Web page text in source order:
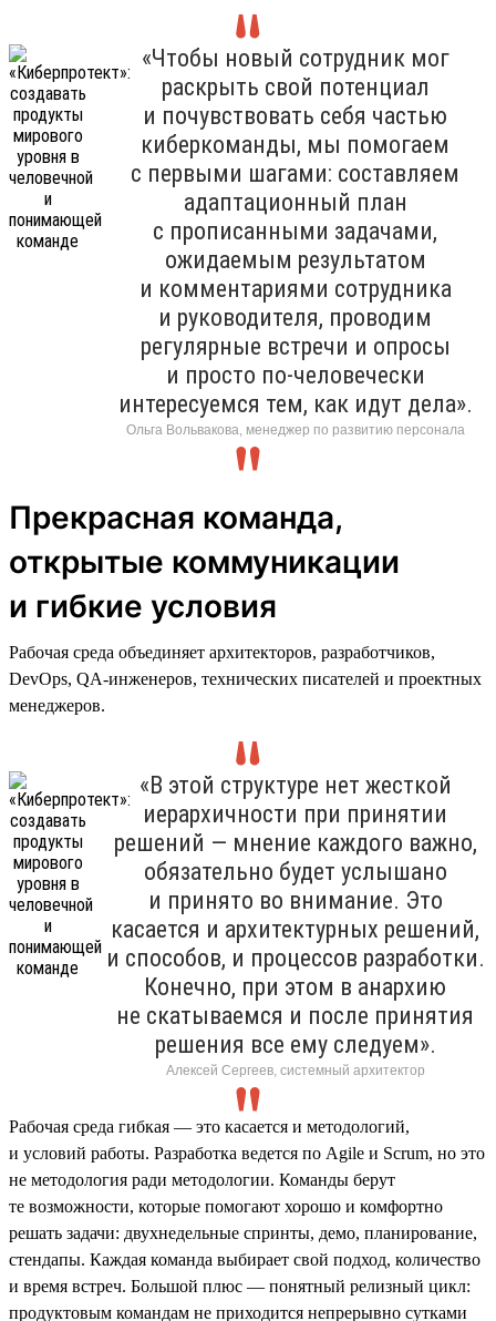
«Чтобы новый сотрудник мог
раскрыть свой потенциал
и почувствовать себя частью
киберкоманды, мы помогаем
с первыми шагами: составляем
адаптационный план
с прописанными задачами,
ожидаемым результатом
и комментариями сотрудника
и руководителя, проводим
регулярные встречи и опросы
и просто по-человечески
интересуемся тем, как идут дела».
Ольга Вольвакова, менеджер по развитию персонала
Прекрасная команда,
открытые коммуникации
и гибкие условия
Рабочая среда объединяет архитекторов, разработчиков,
DevOps, QA-инженеров, технических писателей и проектных
менеджеров.
«В этой структуре нет жесткой
иерархичности при принятии
решений — мнение каждого важно,
обязательно будет услышано
и принято во внимание. Это
касается и архитектурных решений,
и способов, и процессов разработки.
Конечно, при этом в анархию
не скатываемся и после принятия
решения все ему следуем».
Алексей Сергеев, системный архитектор
Рабочая среда гибкая — это касается и методологий,
и условий работы. Разработка ведется по Agile и Scrum, но это
не методология ради методологии. Команды берут
те возможности, которые помогают хорошо и комфортно
решать задачи: двухнедельные спринты, демо, планирование,
стендапы. Каждая команда выбирает свой подход, количество
и время встреч. Большой плюс — понятный релизный цикл:
продуктовым командам не приходится непрерывно сутками